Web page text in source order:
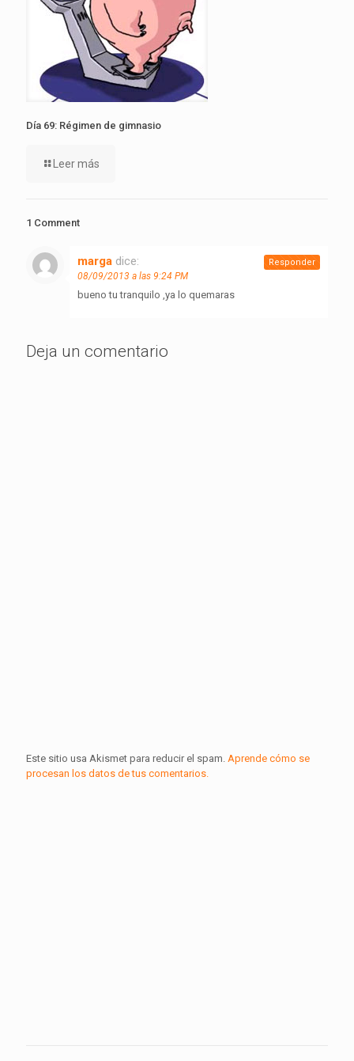
Día 69: Régimen de gimnasio
Leer más
1 Comment
marga dice:
08/09/2013 a las 9:24 PM
bueno tu tranquilo ,ya lo quemaras
Responder
Deja un comentario
Este sitio usa Akismet para reducir el spam. Aprende cómo se
procesan los datos de tus comentarios.